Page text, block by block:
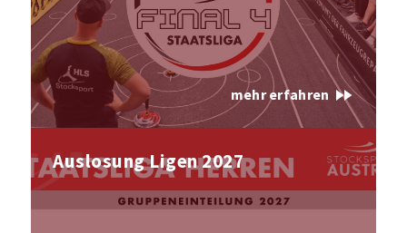
mehr erfahren fast_forward
Auslosung Ligen 2027